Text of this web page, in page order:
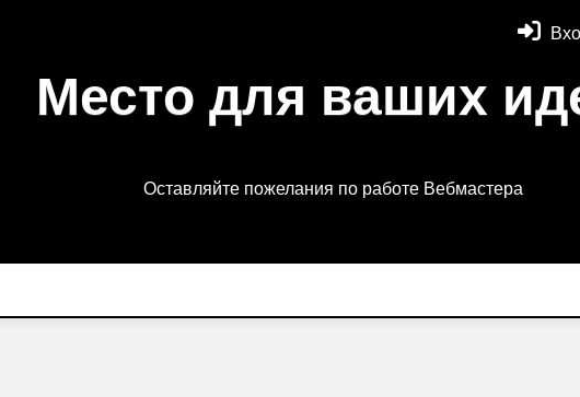
Место для ваших
Оставляйте пожелания по работе Вебмастера